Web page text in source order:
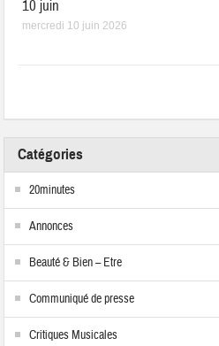
10 juin
mercredi 10 juin 2026
Catégories
20minutes
Annonces
Beauté & Bien – Etre
Communiqué de presse
Critiques Musicales